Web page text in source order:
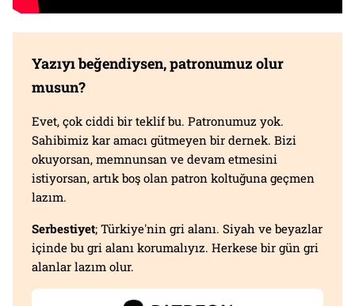
Yazıyı beğendiysen, patronumuz olur
musun?
Evet, çok ciddi bir teklif bu. Patronumuz yok.
Sahibimiz kar amacı gütmeyen bir dernek. Bizi
okuyorsan, memnunsan ve devam etmesini
istiyorsan, artık boş olan patron koltuğuna geçmen
lazım.
Serbestiyet; Türkiye'nin gri alanı. Siyah ve beyazlar
içinde bu gri alanı korumalıyız. Herkese bir gün gri
alanlar lazım olur.